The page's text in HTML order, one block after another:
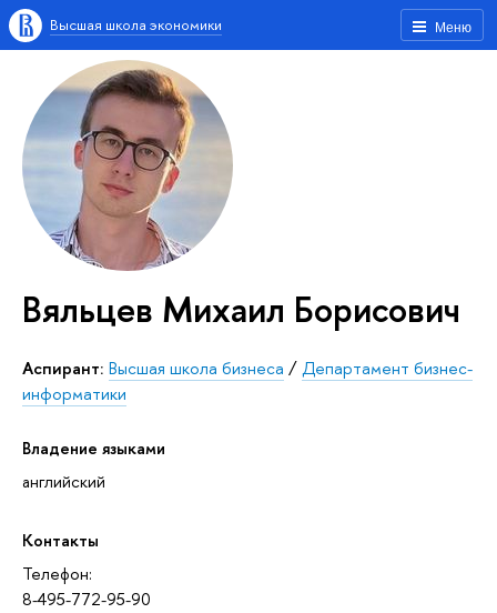
Меню
Высшая школа экономики
Вяльцев Михаил Борисович
Аспирант: Высшая школа бизнеса /Департамент бизнес-
информатики
Владение языками
английский
Контакты
Телефон:
8-495-772-95-90